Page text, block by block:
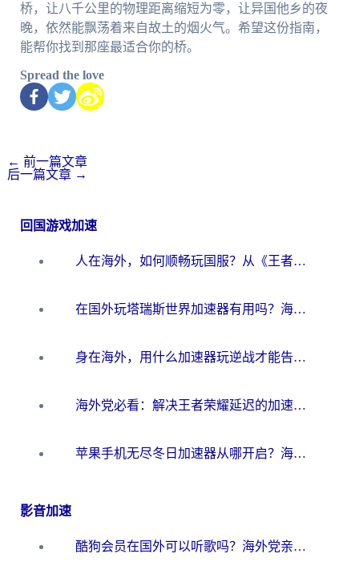
桥，让八千公里的物理距离缩短为零，让异国他乡的夜
晚，依然能飘荡着来自故土的烟火气。希望这份指南，
能帮你找到那座最适合你的桥。
Spread the love
← 前一篇文章
后一篇文章 →
回国游戏加速
人在海外，如何顺畅玩国服？从《王者荣耀》到《云图计划》的加速器终极指南
在国外玩塔瑞斯世界加速器有用吗？海外玩家亲测后的真实答案
身在海外，用什么加速器玩逆战才能告别延迟？
海外党必看：解决王者荣耀延迟的加速器终极指南——从EVE到猫和老鼠，一个工具全搞定
苹果手机无尽冬日加速器从哪开启？海外玩家的冬日生存指南
影音加速
酷狗会员在国外可以听歌吗？海外党亲测有效：3步解决音乐权限难题